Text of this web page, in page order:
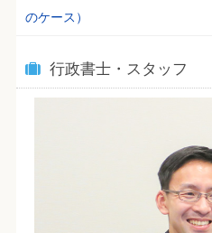
のケース）
行政書士・スタッフ